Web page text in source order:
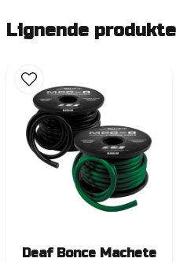
Lignende
Deaf Bonce Machete